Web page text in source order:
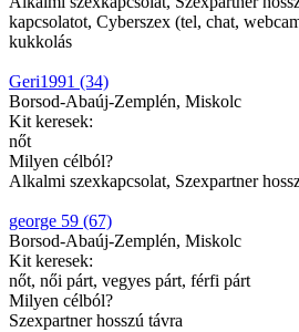
kapcsolatot, Cyberszex (tel, chat,
kukkolás
Geri1991 (34)
Borsod-Abaúj-Zemplén, Miskolc
Kit keresek:
nőt
Milyen célból?
Alkalmi szexkapcsolat, Szexpartner
george 59 (67)
Borsod-Abaúj-Zemplén, Miskolc
Kit keresek:
nőt, női párt, vegyes párt, férfi párt
Milyen célból?
Szexpartner hosszú távra